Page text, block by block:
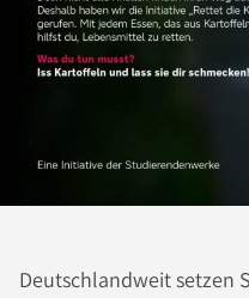
Deutschlandweit setzen